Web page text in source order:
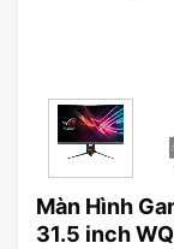
Màn Hình
31.5 inch